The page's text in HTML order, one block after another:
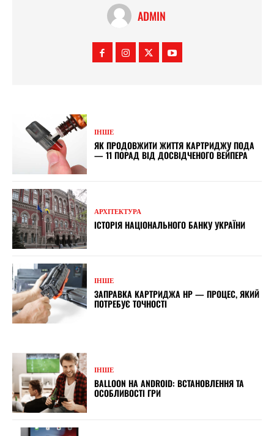
ADMIN
ІНШЕ
ЯК ПРОДОВЖИТИ ЖИТТЯ КАРТРИДЖУ ПОДА
— 11 ПОРАД ВІД ДОСВІДЧЕНОГО ВЕЙПЕРА
АРХІТЕКТУРА
ІСТОРІЯ НАЦІОНАЛЬНОГО БАНКУ УКРАЇНИ
ІНШЕ
ЗАПРАВКА КАРТРИДЖА НР — ПРОЦЕС, ЯКИЙ
ПОТРЕБУЄ ТОЧНОСТІ
ІНШЕ
BALLOON НА ANDROID: ВСТАНОВЛЕННЯ ТА
ОСОБЛИВОСТІ ГРИ